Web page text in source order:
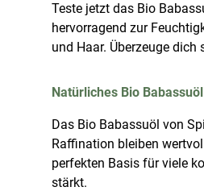
Teste jetzt das Bio
hervorragend zur
und Haar. Überzeuge
Natürliches Bio
Das Bio Babassuöl von
Raffination bleiben
perfekten Basis für viele
stärkt.